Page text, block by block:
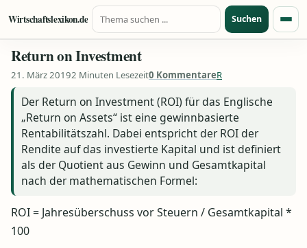
Zum Inhalt springen
Wirtschaftslexikon.de
Suche nach:
Suchen
Return on Investment
21. März 20192 Minuten Lesezeit0 KommentareR
Der Return on Investment (ROI) für das Englische
„Return on Assets“ ist eine gewinnbasierte
Rentabilitätszahl. Dabei entspricht der ROI der
Rendite auf das investierte Kapital und ist definiert
als der Quotient aus Gewinn und Gesamtkapital
nach der mathematischen Formel:
ROI = Jahresüberschuss vor Steuern / Gesamtkapital *
100